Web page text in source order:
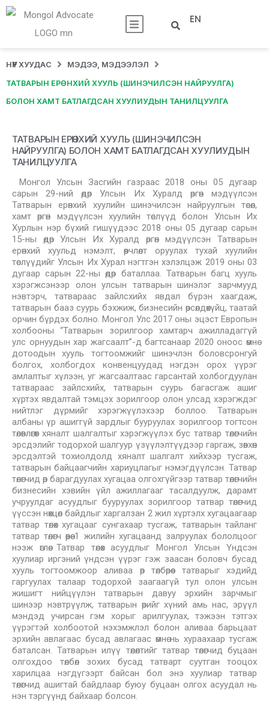
EN
НҮҮР ХУУДАС МЭДЭЭ, МЭДЭЭЛЭЛ
ТАТВАРЫН ЕРӨНХИЙ ХУУЛЬ (ШИНЭЧИЛСЭН НАЙРУУЛГА)
БОЛОН ХАМТ БАТЛАГДСАН ХУУЛИУДЫН ТАНИЛЦУУЛГА
ТАТВАРЫН ЕРӨНХИЙ ХУУЛЬ (ШИНЭЧИЛСЭН
НАЙРУУЛГА) БОЛОН ХАМТ БАТЛАГДСАН ХУУЛИУДЫН
ТАНИЛЦУУЛГА
Монгол Улсын Засгийн газраас 2018 оны 05 дугаар
сарын 29-ний өдөр Улсын Их Хуралд өргөн мэдүүлсэн
Татварын ерөнхий хуулийн шинэчилсэн найруулгын төсөл,
хамт өргөн мэдүүлсэн хуулийн төслүүд болон Улсын Их
Хурлын нэр бүхий гишүүдээс 2018 оны 05 дугаар сарын
15-ны өдөр Улсын Их Хуралд өргөн мэдүүлсэн Татварын
ерөнхий хуульд нэмэлт, өөрчлөлт оруулах тухай хуулийн
төслүүдийг Улсын Их Хурал нэгтгэн хэлэлцэж 2019 оны 03
дугаар сарын 22-ны өдөр баталлаа. Татварын багц хууль
хэрэгжсэнээр олон улсын татварын шинэлэг зарчмууд
нэвтэрч, татвараас зайлсхийх явдал бүрэн хаагдаж,
татварын бааз суурь бэхжиж, бизнесийн өрсөлдөхүйц, таатай
орчин бүрдэх болно. Монгол Улс 2017 оны эцэст Европын
холбооны “Татварын зорилгоор хамтарч ажилладаггүй
улс орнуудын хар жагсаалт”-д багтсанаар 2020 оноос өмнө
дотоодын хууль тогтоомжийг шинэчлэн боловсронгуй
болгох, холбогдох конвенцуудад нэгдэн орох үүрэг
амлалтыг хүлээн, уг жагсаалтаас гарсантай холбогдуулан
татвараас зайлсхийх, татварын суурь багасгаж ашиг
хүртэх явдалтай тэмцэх зорилгоор олон улсад хэрэгждэг
нийтлэг дүрмийг хэрэгжүүлэхээр боллоо. Татварын
албаны үр ашиггүй зардлыг бууруулах зорилгоор тогтсон
төлөвлөгөөт хяналт шалгалтыг хэрэгжүүлэх бус татвар төлөгчийн
эрсдэлийг тодорхой шалгуур үзүүлэлтүүдээр гаргаж, зөвхөн
эрсдэлтэй тохиолдолд хяналт шалгалт хийхээр тусгаж,
татварын байцаагчийн хариуцлагыг нэмэгдүүлсэн. Татвар
төлөгчид өр барагдуулах хугацаа олгохгүйгээр татвар төлөгчийн
бизнесийн хэвийн үйл ажиллагааг тасалдуулж, дарамт
учруулдаг асуудлыг бууруулах зорилгоор татвар төлөгчид
үүссэн нөхцөл байдлыг харгалзан 2 жил хүртэлх хугацаагаар
татвар төлөх хугацааг сунгахаар тусгаж, татварын тайланг
татвар төлөгч өөрөө 1 жилийн хугацаанд залруулах бололцоог
нээж өглөө. Татвар төлөх асуудлыг Монгол Улсын Үндсэн
хуулиар иргэний үндсэн үүрэг гэж заасан боловч бусад
хууль тогтоомжоор аливаа өр төлбөрөөс татварыг хэдийд
гаргуулах талаар тодорхой заагаагүй тул олон улсын
жишигт нийцүүлэн татварын давуу эрхийн зарчмыг
шинээр нэвтрүүлж, татварын өрийг хүний амь нас, эрүүл
мэндэд учирсан гэм хорыг арилгуулах, тэжээн тэтгэх
үүрэгтэй холбоотой нэхэмжлэл болон аливаа барьцаат
эрхийн авлагаас бусад авлагаас өмнө нь хураахаар тусгаж
баталсан. Татварын илүү төлөлтийг татвар төлөгчид буцаан
олгохдоо төлбөл зохих бусад татварт суутган тооцох
харилцаа нэгдүгээрт байсан бол энэ хуулиар татвар
төлөгчид ашигтай байдлаар буюу буцаан олгох асуудал нь
нэн тэргүүнд байхаар болсон.